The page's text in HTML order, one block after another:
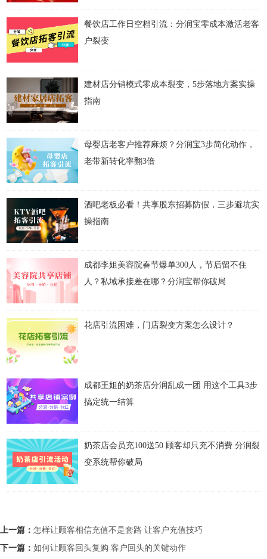
餐饮店工作日空档引流：分润宝零成本激活老客
户裂变
建材店分销模式零成本裂变，5步落地方案实操
指南
母婴店老客户推荐麻烦？分润宝3步简化动作，
老带新转化率翻3倍
酒吧老板必看！共享股东招募防假，三步避坑实
操指南
成都李姐美容院春节爆单300人，节后留不住
人？私域承接差在哪？分润宝帮你破局
花店引流困难，门店裂变方案怎么设计？
成都王姐的奶茶店分润乱成一团 用这个工具3步
搞定统一结算
奶茶店会员充100送50 顾客却只充不消费 分润裂
变系统帮你破局
上一篇： 怎样让顾客相信充值不是套路 让客户充值技巧
下一篇： 如何让顾客回头复购 客户回头的关键动作